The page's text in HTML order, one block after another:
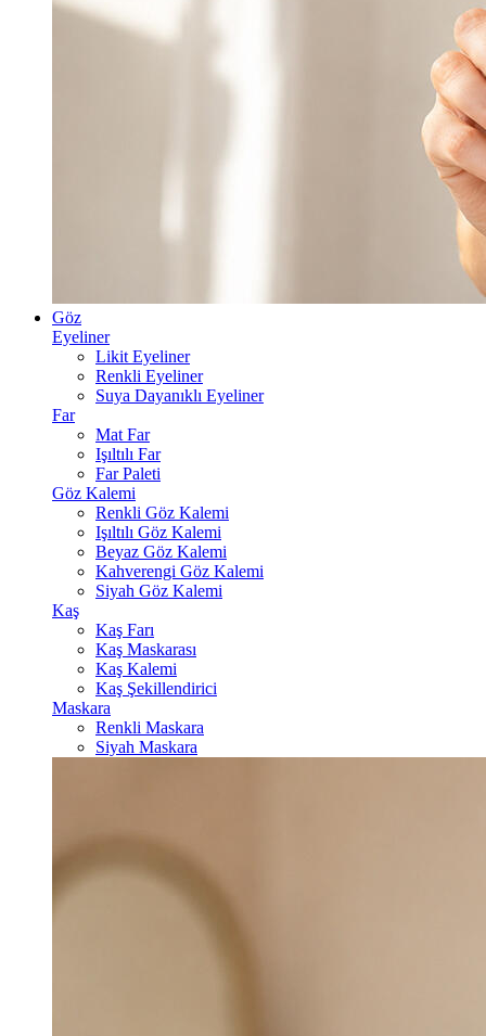
Göz
Eyeliner
Likit Eyeliner
Renkli Eyeliner
Suya Dayanıklı Eyeliner
Far
Mat Far
Işıltılı Far
Far Paleti
Göz Kalemi
Renkli Göz Kalemi
Işıltılı Göz Kalemi
Beyaz Göz Kalemi
Kahverengi Göz Kalemi
Siyah Göz Kalemi
Kaş
Kaş Farı
Kaş Maskarası
Kaş Kalemi
Kaş Şekillendirici
Maskara
Renkli Maskara
Siyah Maskara